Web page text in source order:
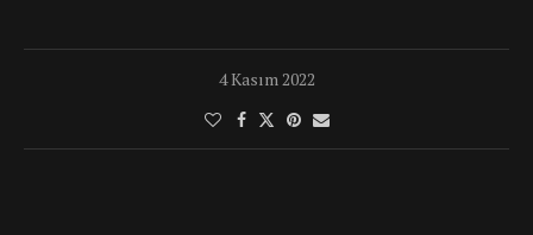
4 Kasım 2022